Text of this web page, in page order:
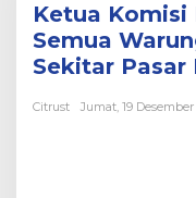
t
u
a
K
m
Ketua Komisi
Semua
Sekitar Pasar
Citrust Jumat, 19 Desember